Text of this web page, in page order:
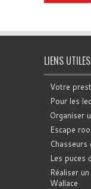
LIENS UTILES
Votre
Pour les
Organiser
Escape
Les puces
Réaliser
Wallace